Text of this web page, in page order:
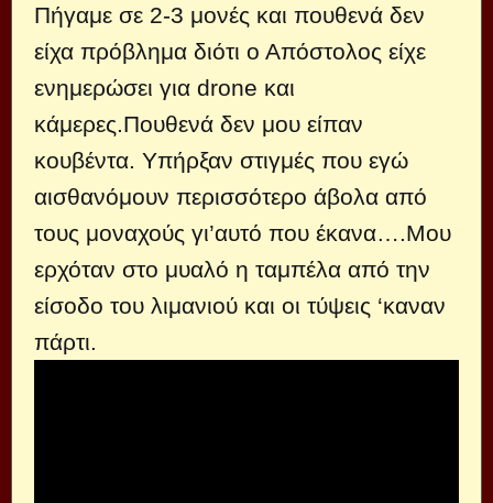
Πήγαμε σε 2-3 μονές και πουθενά δεν
είχα πρόβλημα διότι ο Απόστολος είχε
ενημερώσει για drone και
κάμερες.Πουθενά δεν μου είπαν
κουβέντα. Υπήρξαν στιγμές που εγώ
αισθανόμουν περισσότερο άβολα από
τους μοναχούς γι’αυτό που έκανα….Μου
ερχόταν στο μυαλό η ταμπέλα από την
είσοδο του λιμανιού και οι τύψεις ‘καναν
πάρτι.